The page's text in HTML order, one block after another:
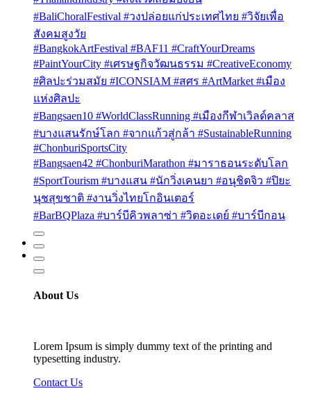
#BaliChoralFestival #วงปล่อยแก่ประเทศไทย #วิจัยเพื่อ
สังคมสูงวัย
#BangkokArtFestival #BAF11 #CraftYourDreams
#PaintYourCity #เศรษฐกิจวัฒนธรรม #CreativeEconomy
#ศิลปะร่วมสมัย #ICONSIAM #สศร #ArtMarket #เมือง
แห่งศิลปะ
#Bangsaen10 #WorldClassRunning #เมืองกีฬาเวิลด์คลาส
#บางแสนรักษ์โลก #จากแก้วสู่กล้า #SustainableRunning
#ChonburiSportsCity
#Bangsaen42 #ChonburiMarathon #มาราธอนระดับโลก
#SportTourism #บางแสน #นักวิ่งเคนยา #อนุชิตจิว #ปิยะ
นุชสุขชาติ #งานวิ่งไทยโกอินเตอร์
#BarBQPlaza #บาร์บีคิวพลาซ่า #วิตอะเดย์ #บาร์บีกอน
About Us
Lorem Ipsum is simply dummy text of the printing and
typesetting industry.
Contact Us